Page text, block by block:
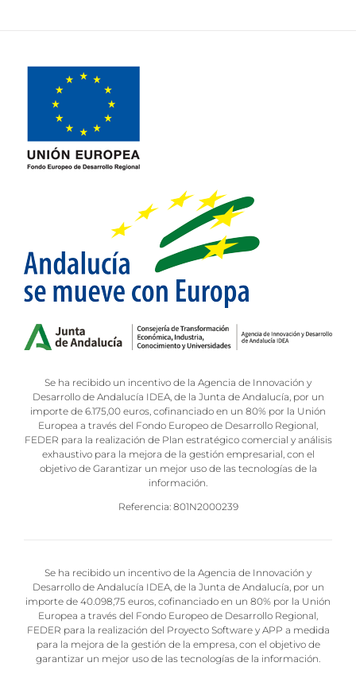
Se ha recibido un incentivo de la Agencia de Innovación y
Desarrollo de Andalucía IDEA, de la Junta de Andalucía, por un
importe de 6.175,00 euros, cofinanciado en un 80% por la Unión
Europea a través del Fondo Europeo de Desarrollo Regional,
FEDER para la realización de Plan estratégico comercial y análisis
exhaustivo para la mejora de la gestión empresarial, con el
objetivo de Garantizar un mejor uso de las tecnologías de la
información.
Referencia: 801N2000239
Se ha recibido un incentivo de la Agencia de Innovación y
Desarrollo de Andalucía IDEA, de la Junta de Andalucía, por un
importe de 40.098,75 euros, cofinanciado en un 80% por la Unión
Europea a través del Fondo Europeo de Desarrollo Regional,
FEDER para la realización del Proyecto Software y APP a medida
para la mejora de la gestión de la empresa, con el objetivo de
garantizar un mejor uso de las tecnologías de la información.